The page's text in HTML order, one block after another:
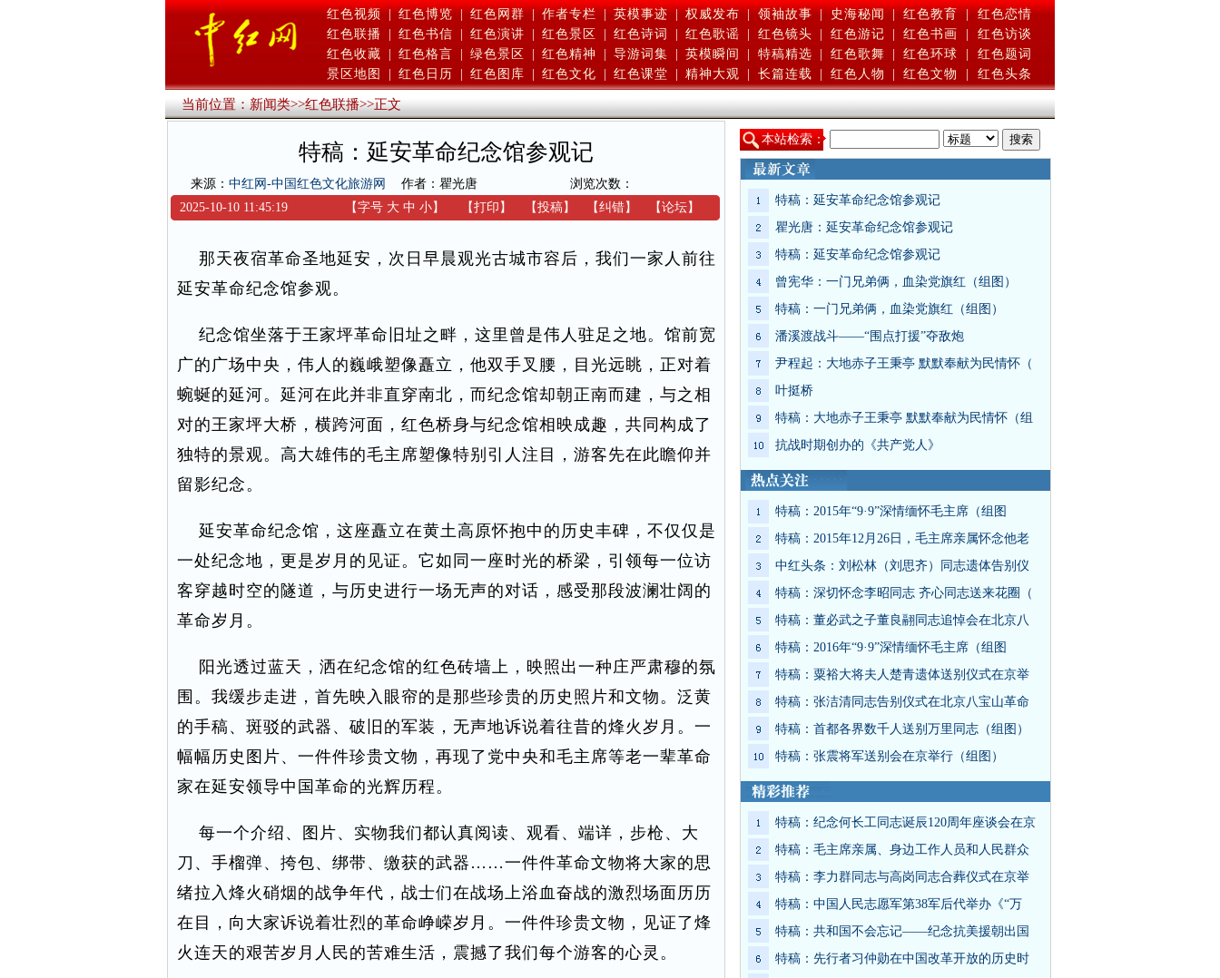
红色视频 | 红色博览 | 红色网群 | 作者专栏 | 英模事迹 | 权威发布 | 领袖故事 | 史海秘闻 | 红色教育 |
红色恋情
红色联播
红色书信 红色演讲 红色景区 红色诗词 红色歌谣 红色镜头 红色游记 红色书画
红色访谈
红色收藏
红色格言 绿色景区 红色精神 导游词集 英模瞬间 特稿精选 红色歌舞 红色环球
红色题词
景区地图
红色日历 红色图库 红色文化 红色课堂 精神大观 长篇连载 红色人物 红色文物 红色头条
当前位置：新闻类>>红色联播>>正文
特稿：延安革命纪念馆参观记
来源： 中红网-中国红色文化旅游网 作者：瞿光唐
浏览次数：
2025-10-10 11:45:19
【字号 大 中 小】 【打印 】 【投稿】 【纠错】 【论坛】
那天夜宿革命圣地延安，次日早晨观光古城市容后，我们一家人前往
延安革命纪念馆参观。
纪念馆坐落于王家坪革命旧址之畔，这里曾是伟人驻足之地。馆前宽
广的广场中央，伟人的巍峨塑像矗立，他双手叉腰，目光远眺，正对着
蜿蜒的延河。延河在此并非直穿南北，而纪念馆却朝正南而建，与之相
对的王家坪大桥，横跨河面，红色桥身与纪念馆相映成趣，共同构成了
独特的景观。高大雄伟的毛主席塑像特别引人注目，游客先在此瞻仰并
留影纪念。
延安革命纪念馆，这座矗立在黄土高原怀抱中的历史丰碑，不仅仅是
一处纪念地，更是岁月的见证。它如同一座时光的桥梁，引领每一位访
客穿越时空的隧道，与历史进行一场无声的对话，感受那段波澜壮阔的
革命岁月。
阳光透过蓝天，洒在纪念馆的红色砖墙上，映照出一种庄严肃穆的氛
围。我缓步走进，首先映入眼帘的是那些珍贵的历史照片和文物。泛黄
的手稿、斑驳的武器、破旧的军装，无声地诉说着往昔的烽火岁月。一
幅幅历史图片、一件件珍贵文物，再现了党中央和毛主席等老一辈革命
家在延安领导中国革命的光辉历程。
每一个介绍、图片、实物我们都认真阅读、观看、端详，步枪、大
刀、手榴弹、挎包、绑带、缴获的武器……一件件革命文物将大家的思
绪拉入烽火硝烟的战争年代，战士们在战场上浴血奋战的激烈场面历历
在目，向大家诉说着壮烈的革命峥嵘岁月。一件件珍贵文物，见证了烽
火连天的艰苦岁月人民的苦难生活，震撼了我们每个游客的心灵。
本站检索：
特稿：延安革命纪念馆参观记
瞿光唐：延安革命纪念馆参观记
特稿：延安革命纪念馆参观记
曾宪华：一门兄弟俩，血染党旗红（组图）
特稿：一门兄弟俩，血染党旗红（组图）
潘溪渡战斗——“围点打援”夺敌炮
尹程起：大地赤子王秉亭 默默奉献为民情怀（
叶挺桥
特稿：大地赤子王秉亭 默默奉献为民情怀（组
抗战时期创办的《共产党人》
特稿：2015年“9·9”深情缅怀毛主席（组图
特稿：2015年12月26日，毛主席亲属怀念他老
中红头条：刘松林（刘思齐）同志遗体告别仪
特稿：深切怀念李昭同志 齐心同志送来花圈（
特稿：董必武之子董良翮同志追悼会在北京八
特稿：2016年“9·9”深情缅怀毛主席（组图
特稿：粟裕大将夫人楚青遗体送别仪式在京举
特稿：张洁清同志告别仪式在北京八宝山革命
特稿：首都各界数千人送别万里同志（组图）
特稿：张震将军送别会在京举行（组图）
特稿：纪念何长工同志诞辰120周年座谈会在京
特稿：毛主席亲属、身边工作人员和人民群众
特稿：李力群同志与高岗同志合葬仪式在京举
特稿：中国人民志愿军第38军后代举办《“万
特稿：共和国不会忘记——纪念抗美援朝出国
特稿：先行者习仲勋在中国改革开放的历史时